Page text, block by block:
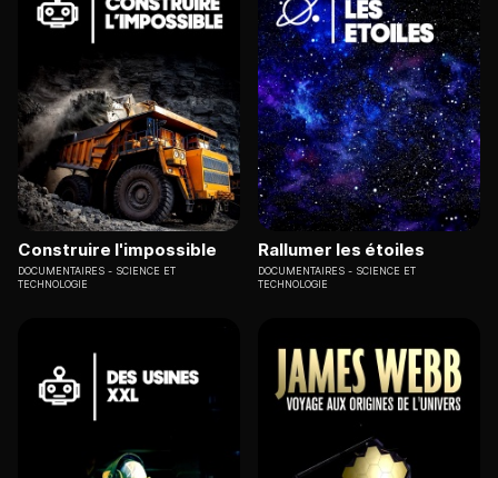
Construire l'impossible
DOCUMENTAIRES
SCIENCE ET
TECHNOLOGIE
Rallumer les étoiles
DOCUMENTAIRES
SCIENCE ET
TECHNOLOGIE